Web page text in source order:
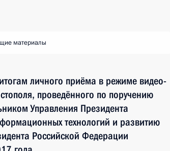
материалы
личного приёма в режиме видео-
проведённого по поручению
Управления Президента
технологий и развитию
Российской Федерации